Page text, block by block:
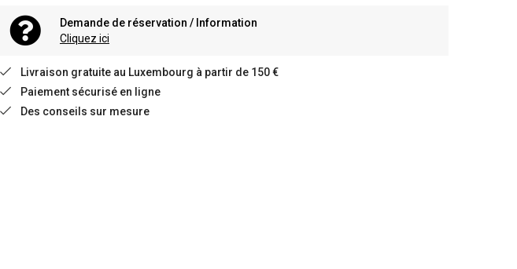
Demande de réservation / Information
Cliquez ici
Livraison gratuite au Luxembourg à partir de 150 €
Paiement sécurisé en ligne
Des conseils sur mesure